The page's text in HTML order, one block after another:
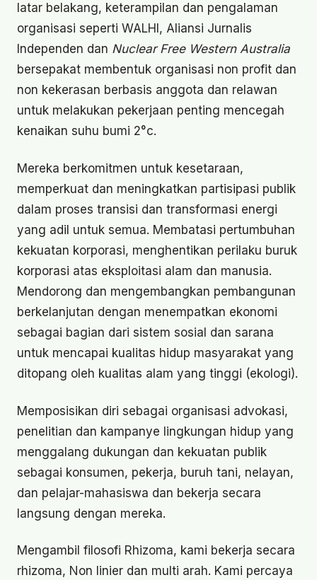
latar belakang, keterampilan dan pengalaman
organisasi seperti WALHI, Aliansi Jurnalis
Independen dan Nuclear Free Western Australia
bersepakat membentuk organisasi non profit dan
non kekerasan berbasis anggota dan relawan
untuk melakukan pekerjaan penting mencegah
kenaikan suhu bumi 2°c.
Mereka berkomitmen untuk kesetaraan,
memperkuat dan meningkatkan partisipasi publik
dalam proses transisi dan transformasi energi
yang adil untuk semua. Membatasi pertumbuhan
kekuatan korporasi, menghentikan perilaku buruk
korporasi atas eksploitasi alam dan manusia.
Mendorong dan mengembangkan pembangunan
berkelanjutan dengan menempatkan ekonomi
sebagai bagian dari sistem sosial dan sarana
untuk mencapai kualitas hidup masyarakat yang
ditopang oleh kualitas alam yang tinggi (ekologi).
Memposisikan diri sebagai organisasi advokasi,
penelitian dan kampanye lingkungan hidup yang
menggalang dukungan dan kekuatan publik
sebagai konsumen, pekerja, buruh tani, nelayan,
dan pelajar-mahasiswa dan bekerja secara
langsung dengan mereka.
Mengambil filosofi Rhizoma, kami bekerja secara
rhizoma, Non linier dan multi arah. Kami percaya